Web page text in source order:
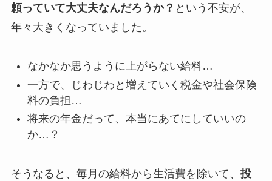
頼っていて大丈夫なんだろうか？ という不安が、
年々大きくなっていました。
なかなか思うように上がらない給料…
一方で、じわじわと増えていく税金や社会保険
料の負担…
将来の年金だって、本当にあてにしていいの
か…？
そうなると、毎月の給料から生活費を除いて、 投